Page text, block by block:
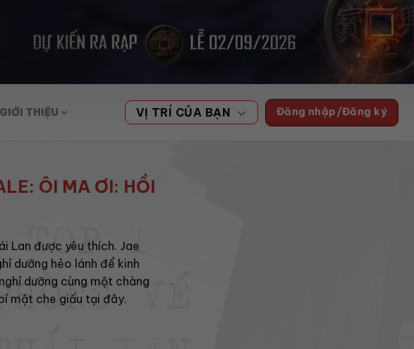
GIỚI THIỆU VỊ TRÍ CỦA BẠN Đăng nhập/Đăng ký
ÔI MA ƠI: HỒI
Lan được yêu thích. Jae
dưỡng hẻo lánh để kinh
dưỡng cùng một chàng
mật che giấu tại đây.